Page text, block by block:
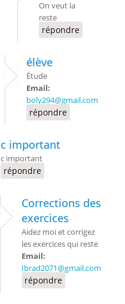
On veut la
reste
répondre
élève
Étude
Email:
boly294@gmail.com
répondre
c important
c important
répondre
Corrections des
exercices
Aidez moi et corrigez
les exercices qui reste
Email:
Ibrad2071@gmail.com
répondre